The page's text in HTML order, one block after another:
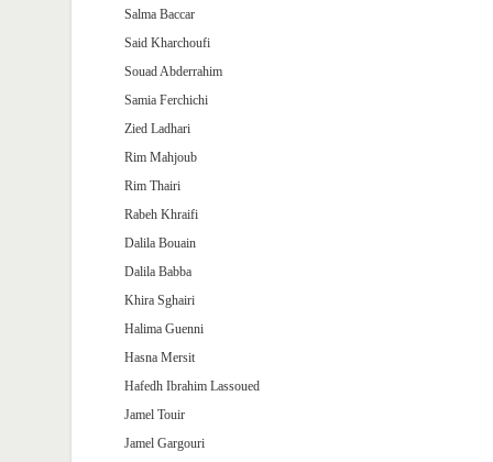
Salma Baccar
Said Kharchoufi
Souad Abderrahim
Samia Ferchichi
Zied Ladhari
Rim Mahjoub
Rim Thairi
Rabeh Khraifi
Dalila Bouain
Dalila Babba
Khira Sghairi
Halima Guenni
Hasna Mersit
Hafedh Ibrahim Lassoued
Jamel Touir
Jamel Gargouri